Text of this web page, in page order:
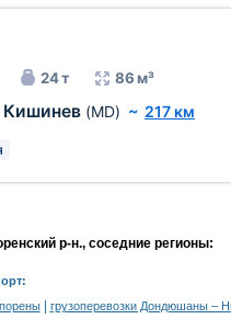
24 т 86 м³
Кишинев (MD) ~ 217 км
р-н., соседние регионы:
|
грузоперевозки Дондюшаны –